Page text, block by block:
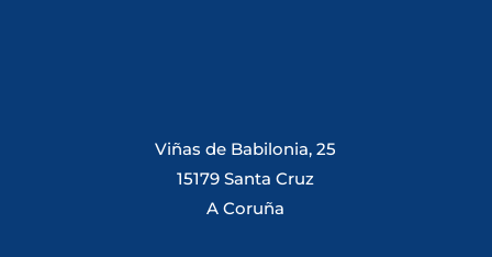
Viñas de Babilonia, 25
15179 Santa Cruz
A Coruña